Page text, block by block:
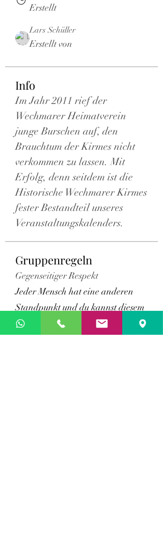
Erstellt
Lars Schüller
Erstellt von
Info
Im Jahr 2011 rief der
Wechmarer Heimatverein
junge Burschen auf, den
Brauchtum der Kirmes nicht
verkommen zu lassen. Mit
Erfolg, denn seitdem ist die
Historische Wechmarer Kirmes
fester Bestandteil unseres
Veranstaltungskalenders.
Gruppenregeln
Gegenseitiger Respekt
Jeder Mensch hat eine anderen
Standpunkt und du kannst diesem
jederzeit respektvoll